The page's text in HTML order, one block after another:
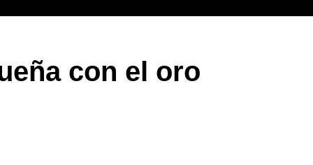
con el oro